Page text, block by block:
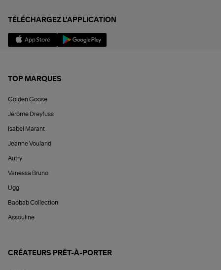
TÉLÉCHARGEZ L'APPLICATION
TOP MARQUES
Golden Goose
Jérôme Dreyfuss
Isabel Marant
Jeanne Vouland
Autry
Vanessa Bruno
Ugg
Baobab Collection
Assouline
CRÉATEURS PRÊT-À-PORTER